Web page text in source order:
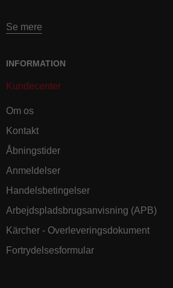
Se mere
INFORMATION
Kundecenter
Om os
Kontakt
Åbningstider
Anmeldelser
Handelsbetingelser
Arbejdspladsbrugsanvisning (APB)
Kärcher - Overleveringsdokument
Fortrydelsesformular